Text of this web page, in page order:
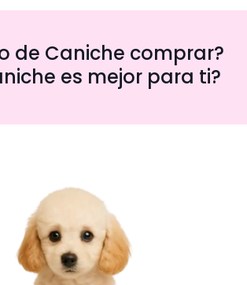
de Caniche comprar?
es mejor para ti?